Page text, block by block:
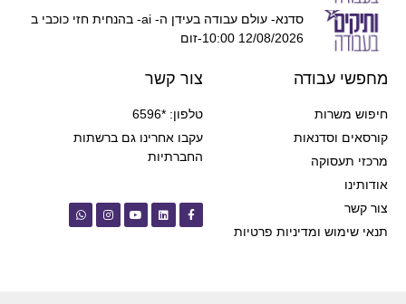
סדנא- עולם עבודה בעידן ה- ai- בהנחית חזי כוכבי ב
12/08/2026 10:00-זום
מחפשי עבודה
חיפוש משרות
קורסאים וסדנאות
מרכזי תעסוקה
אודותינו
צור קשר
תנאי שימוש ומדיניות פרטיות
צור קשר
טלפון: *6596
עקבו אחרינו גם ברשתות
החברתיות